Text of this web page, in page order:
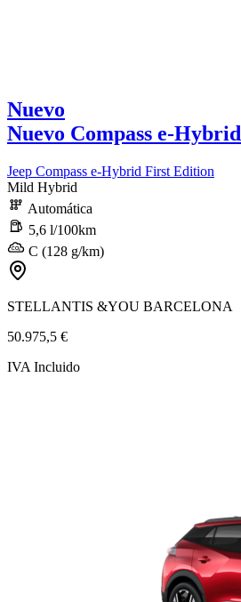
Nuevo
Nuevo Compass e-Hybrid
Jeep Compass e-Hybrid First Edition
Mild Hybrid
Automática
5,6 l/100km
C (128 g/km)
STELLANTIS &YOU BARCELONA
50.975,5 €
IVA Incluido